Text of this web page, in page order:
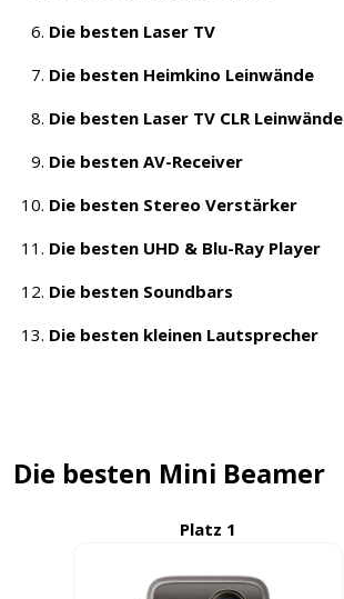
Die besten Laser TV
Die besten Heimkino Leinwände
Die besten Laser TV CLR Leinwände
Die besten AV-Receiver
Die besten Stereo Verstärker
Die besten UHD & Blu-Ray Player
Die besten Soundbars
Die besten kleinen Lautsprecher
Die besten Mini Beamer
Platz 1